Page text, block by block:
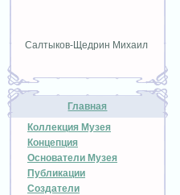
Салтыков-Щедрин Михаил
Главная
Коллекция Музея
Концепция
Основатели Музея
Публикации
Создатели